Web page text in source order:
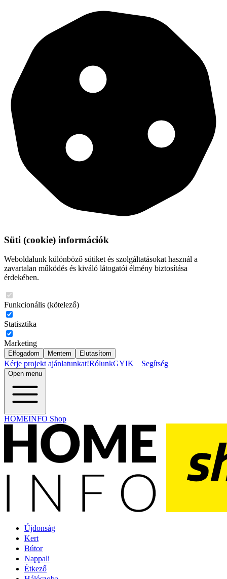
Süti (cookie) információk
Weboldalunk különböző sütiket és szolgáltatásokat használ a
zavartalan működés és kiváló látogatói élmény biztosítása
érdekében.
Funkcionális (kötelező)
Statisztika
Marketing
Elfogadom Mentem Elutasítom
Kérje projekt ajánlatunkat!RólunkGYIK Segítség
Open menu
HOMEINFO Shop
Újdonság
Kert
Bútor
Nappali
Étkező